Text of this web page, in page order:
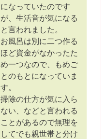
になっていたのです
が、生活音が気になる
と言われました。
お風呂は別に二つ作る
ほど資金がなかったた
め一つなので、もめご
とのもとになっていま
す。
掃除の仕方が気に入ら
ない、などと言われる
ことがあるので無理を
してでも親世帯と分け